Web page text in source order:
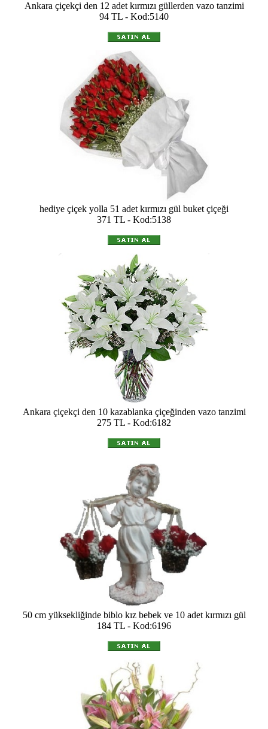
Ankara çiçekçi den 12 adet kırmızı güllerden vazo tanzimi
94 TL - Kod:5140
hediye çiçek yolla 51 adet kırmızı gül buket çiçeği
371 TL - Kod:5138
Ankara çiçekçi den 10 kazablanka çiçeğinden vazo tanzimi
275 TL - Kod:6182
50 cm yüksekliğinde biblo kız bebek ve 10 adet kırmızı gül
184 TL - Kod:6196